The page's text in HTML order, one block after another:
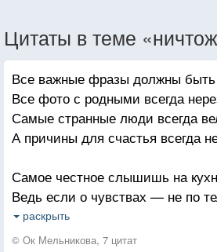
Цитаты в теме
Все важные фразы должны
Все фото с родными всегда
Самые странные люди всегда
А причины для счастья всегда
Самое честное слышишь на
Ведь если о чувствах — не по
А если уж плакать, так выть по-
Чтоб тоскливым эхом на
раскрыть
© Ок Мельникова, 7 цитат